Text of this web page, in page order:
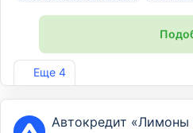
Еще 4
Лиц. №1343
Автокредит «Лимоны